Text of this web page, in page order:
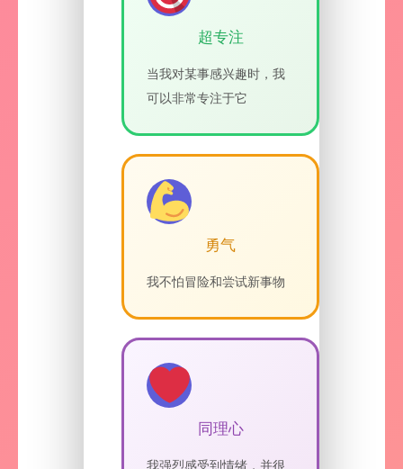
超专注
当我对某事感兴趣时，我
可以非常专注于它
勇气
我不怕冒险和尝试新事物
同理心
我强烈感受到情绪，并很